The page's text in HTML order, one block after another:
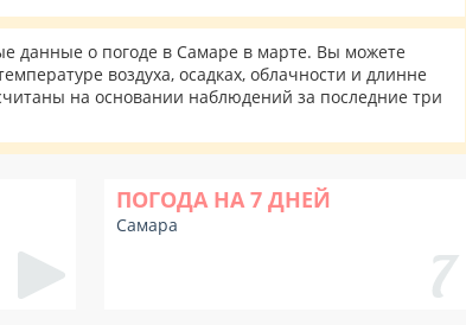
данные о погоде в Самаре в марте. Вы можете
воздуха, осадках, облачности и длинне
на основании наблюдений за последние три
ПОГОДА НА 7 ДНЕЙ
Самара